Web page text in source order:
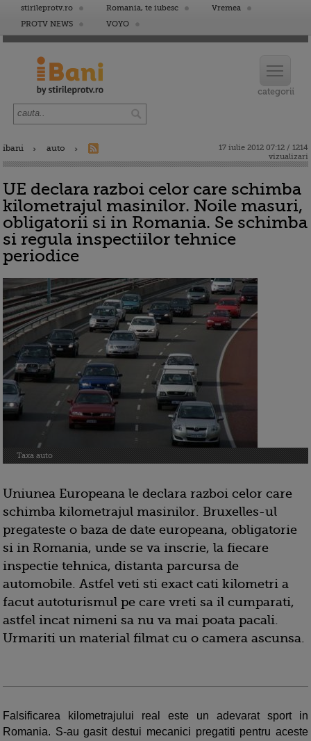
stirileprotv.ro Romania, te iubesc
Vremea
PROTV NEWS
VOYO
ibani auto
17 iulie 2012 07:12 / 1214
vizualizari
UE declara razboi celor care schimba
kilometrajul masinilor. Noile masuri,
obligatorii si in Romania. Se schimba
si regula inspectiilor tehnice
periodice
Taxa auto
Uniunea Europeana le declara razboi celor care
schimba kilometrajul masinilor. Bruxelles-ul
pregateste o baza de date europeana, obligatorie
si in Romania, unde se va inscrie, la fiecare
inspectie tehnica, distanta parcursa de
automobile. Astfel veti sti exact cati kilometri a
facut autoturismul pe care vreti sa il cumparati,
astfel incat nimeni sa nu va mai poata pacali.
Urmariti un material filmat cu o camera ascunsa.
Falsificarea kilometrajului real este un adevarat sport in
Romania. S-au gasit destui mecanici pregatiti pentru aceste